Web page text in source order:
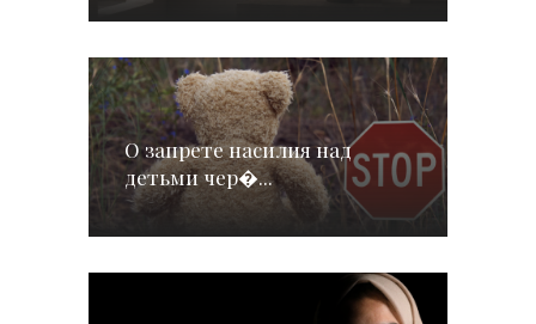
О запрете насилия над
детьми чер�...